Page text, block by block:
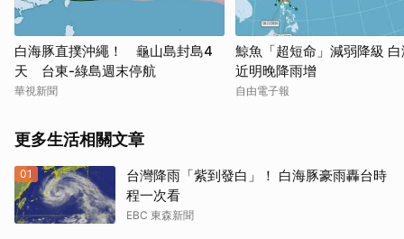
白海豚直撲沖繩！ 龜山島封島4
天 台東-綠島週末停航
華視新聞
鯨魚「超短命」減弱降級
近明晚降雨增
自由電子報
更多生活相關文章
01
台灣降雨「紫到發白」！ 白海豚豪雨轟台時
程一次看
EBC 東森新聞